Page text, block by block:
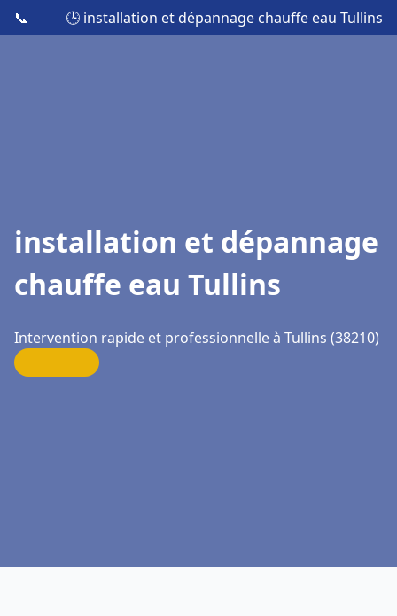
📞 🕒 installation et dépannage chauffe eau Tullins
installation et dépannage
chauffe eau Tullins
Intervention rapide et professionnelle à Tullins (38210)